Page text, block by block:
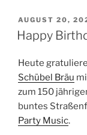
AM
AUGUST 20,
Happy
Heute
Schübel Bräu
zum 150
buntes
Party Music.